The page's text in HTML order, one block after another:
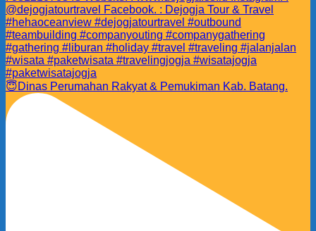
😇Dinas Perumahan Rakyat & Pemukiman Kab. Batang.